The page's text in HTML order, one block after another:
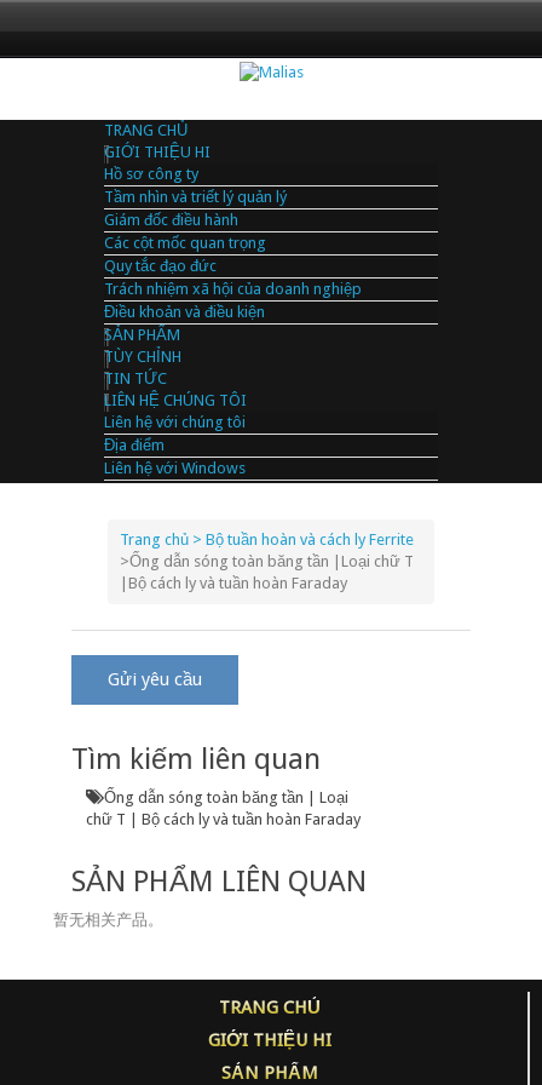
TRANG CHỦ
GIỚI THIỆU HI
Hồ sơ công ty
Tầm nhìn và triết lý quản lý
Giám đốc điều hành
Các cột mốc quan trọng
Quy tắc đạo đức
Trách nhiệm xã hội của doanh nghiệp
Điều khoản và điều kiện
SẢN PHẨM
TÙY CHỈNH
TIN TỨC
LIÊN HỆ CHÚNG TÔI
Liên hệ với chúng tôi
Địa điểm
Liên hệ với Windows
Trang chủ > Bộ tuần hoàn và cách ly Ferrite
>Ống dẫn sóng toàn băng tần |Loại chữ T
|Bộ cách ly và tuần hoàn Faraday
Gửi yêu cầu
Tìm kiếm liên quan
Ống dẫn sóng toàn băng tần | Loại
chữ T | Bộ cách ly và tuần hoàn Faraday
SẢN PHẨM LIÊN QUAN
暂无相关产品。
TRANG CHỦ
GIỚI THIỆU HI
SẢN PHẨM